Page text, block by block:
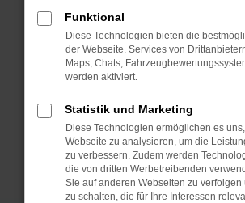
Fehler: Network Error
Beim Laden ist ein Fehler
Hier sind ein paar Tipps, die dir
Überprüfe deine Firewall und
Internetverbindung.
Laden andere Webseiten, zum
Suchmaschine?
Prüfe deine
Funktional
Diese Technologien bieten die
der Webseite. Services von
Maps, Chats,
werden aktiviert.
Statistik und Marketing
Diese Technologien ermöglichen es
Webseite zu analysieren, um die
zu verbessern. Zudem werden
die von dritten Werbetreibenden
Sie auf anderen Webseiten zu verfolgen
zu schalten, die für Ihre Interessen